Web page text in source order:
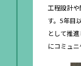
工程設計
す。5年目
として推
にコミュ